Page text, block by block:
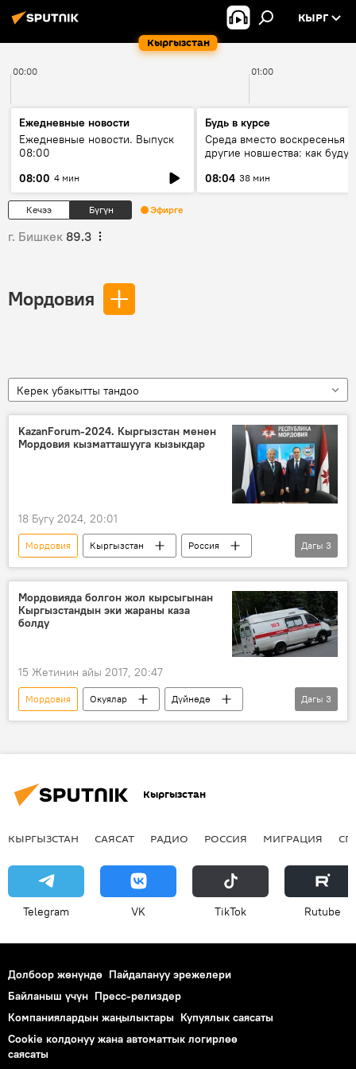
Кыргызстан
КЫРГ
00:00 01:00
Ежедневные новости
Ежедневные новости. Выпуск
08:00
08:00 4 мин
Будь в курсе
Среда вместо воскресенья и
другие новшества: как будут
08:04 38 мин
Кечээ Бүгүн Эфирге
г. Бишкек 89.3
Мордовия
Керек убакытты тандоо
KazanForum-2024. Кыргызстан менен
Мордовия кызматташууга кызыкдар
18 Бугу 2024, 20:01
Мордовия Кыргызстан
Россия
кызматташуу
жолугушуу
сүйлөшүүлөр
Дагы 3
Мордовияда болгон жол кырсыгынан
Кыргызстандын эки жараны каза
болду
15 Жетинин айы 2017, 20:47
Мордовия Окуялар
Дүйнөдө
Жаңылыктар
Миграция элчилик
Дагы 3
Кыргызстан
КЫРГЫЗСТАН САЯСАТ РАДИО РОССИЯ МИГРАЦИЯ
Telegram VK ТikТоk Rutube
Долбоор жөнүндө Пайдалануу эрежелери
Байланыш үчүн Пресс-релиздер
Компаниялардын жаңылыктары Купуялык саясаты
Cookie колдонуу жана автоматтык логирлөө
саясаты